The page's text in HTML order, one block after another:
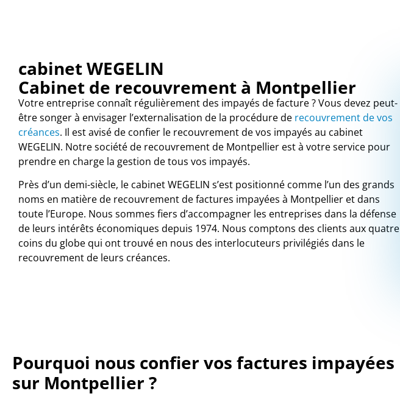
cabinet WEGELIN
Cabinet de recouvrement à Montpellier
Votre entreprise connaît régulièrement des impayés de facture ? Vous devez peut-
être songer à envisager l’externalisation de la procédure de recouvrement de vos
créances. Il est avisé de confier le recouvrement de vos impayés au cabinet
WEGELIN. Notre société de recouvrement de Montpellier est à votre service pour
prendre en charge la gestion de tous vos impayés.
Près d’un demi-siècle, le cabinet WEGELIN s’est positionné comme l’un des grands
noms en matière de recouvrement de factures impayées à Montpellier et dans
toute l’Europe. Nous sommes fiers d’accompagner les entreprises dans la défense
de leurs intérêts économiques depuis 1974. Nous comptons des clients aux quatre
coins du globe qui ont trouvé en nous des interlocuteurs privilégiés dans le
recouvrement de leurs créances.
Pourquoi nous confier vos factures impayées
sur Montpellier ?